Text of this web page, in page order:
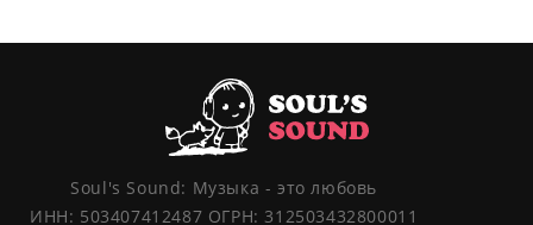
Soul's Sound: Музыка - это любовь
ИНН: 503407412487 ОГРН: 312503432800011